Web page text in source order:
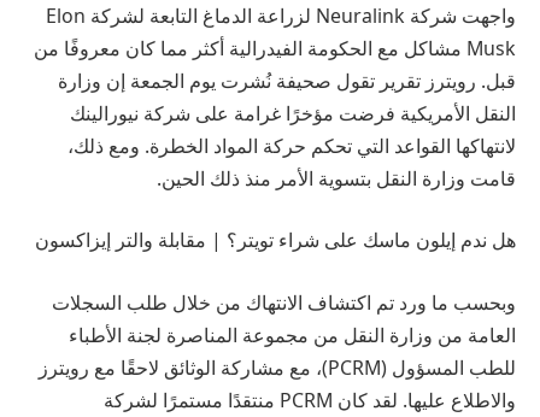
واجهت شركة Neuralink لزراعة الدماغ التابعة لشركة Elon
Musk مشاكل مع الحكومة الفيدرالية أكثر مما كان معروفًا من
قبل. رويترز تقرير تقول صحيفة نُشرت يوم الجمعة إن وزارة
النقل الأمريكية فرضت مؤخرًا غرامة على شركة نيورالينك
لانتهاكها القواعد التي تحكم حركة المواد الخطرة. ومع ذلك،
قامت وزارة النقل بتسوية الأمر منذ ذلك الحين.
هل ندم إيلون ماسك على شراء تويتر؟ | مقابلة والتر إيزاكسون
وبحسب ما ورد تم اكتشاف الانتهاك من خلال طلب السجلات
العامة من وزارة النقل من مجموعة المناصرة لجنة الأطباء
للطب المسؤول (PCRM)، مع مشاركة الوثائق لاحقًا مع رويترز
والاطلاع عليها. لقد كان PCRM منتقدًا مستمرًا لشركة